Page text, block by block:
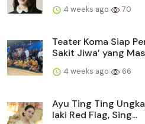
4 weeks ago 70
Teater Koma Siap
Sakit Jiwa’ yang
4 weeks ago 66
Ayu Ting Ting
laki Red Flag, Sing...